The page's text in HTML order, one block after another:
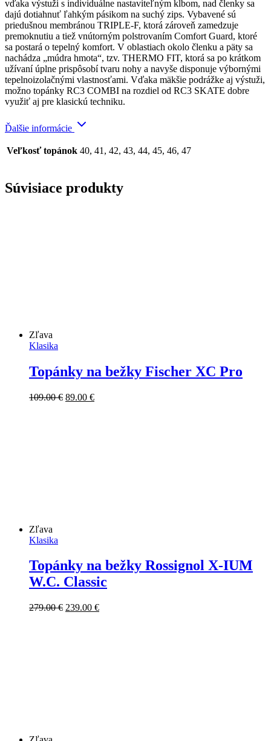
vďaka výstuži s individuálne nastaviteľným kĺbom, nad členky sa
dajú dotiahnuť ľahkým pásikom na suchý zips. Vybavené sú
priedušnou membránou TRIPLE-F, ktorá zároveň zamedzuje
premoknutiu a tiež vnútorným polstrovaním Comfort Guard, ktoré
sa postará o tepelný komfort. V oblastiach okolo členku a päty sa
nachádza „múdra hmota“, tzv. THERMO FIT, ktorá sa po krátkom
užívaní úplne prispôsobí tvaru nohy a navyše disponuje výbornými
tepelnoizolačnými vlastnosťami. Vďaka mäkšie podrážke aj výstuži,
možno topánky RC3 COMBI na rozdiel od RC3 SKATE dobre
využiť aj pre klasickú techniku.
Ďalšie informácie
Veľkosť topánok 40, 41, 42, 43, 44, 45, 46, 47
Súvisiace produkty
Zľava
Klasika
Topánky na bežky Fischer XC Pro
109.00€ Pôvodná
89.00 €Aktuálna
Zľava
Klasika
Topánky na bežky Rossignol X-IUM
W.C. Classic
279.00€ Pôvodná
239.00 €Aktuálna